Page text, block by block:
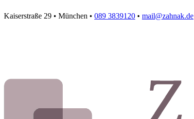
Kaiserstraße 29 • München • 089 3839120 • mail@zahnak.de